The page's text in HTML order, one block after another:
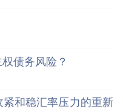
债务风险？
和稳汇率压力的重新